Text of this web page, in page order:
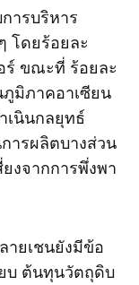
ารบริหาร
โดยร้อยละ
ร์ ขณะที่ ร้อยละ
มิภาคอาเซียน
เนินกลยุทธ์
การผลิตบางส่วน
งจากการพึ่งพา
ายเชนยังมีข้อ
บ ต้นทุนวัตถุดิบ